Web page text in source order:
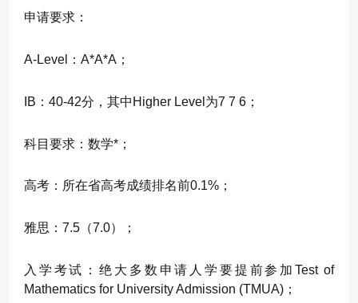
申请要求：
A-Level：A*A*A；
IB：40-42分，其中Higher Level为7 7 6；
科目要求：数学*；
高考：所在省高考成绩排名前0.1%；
雅思：7.5（7.0）；
入学考试：绝大多数申请人学要提前参加Test of
Mathematics for University Admission (TMUA)；